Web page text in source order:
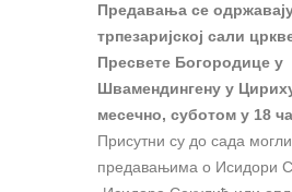
Предавања се
трпезаријској сали
Пресвете Богородице у
Швамендингену у
месечно, суботом у 18
Присутни су до сада
предавањима о Исидори